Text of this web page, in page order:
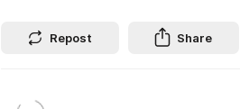
Repost Share